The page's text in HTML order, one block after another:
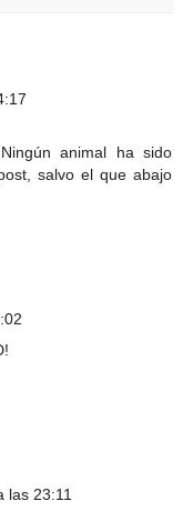
animal ha sido
salvo el que abajo
las 23:11